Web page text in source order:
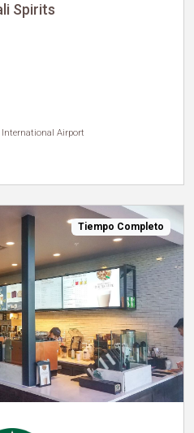
Spirits
International Airport
Tiempo Completo